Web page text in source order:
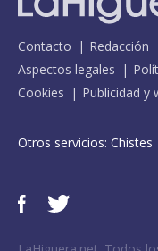
Contacto Redacción
Aspectos legales
Cookies
Publicidad y
Otros servicios: Chistes